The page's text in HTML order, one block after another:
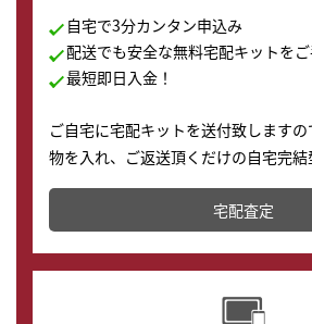
自宅で3分カンタン申込み
配送でも安全な無料宅配キットを
最短即日入金！
ご自宅に宅配キットを送付致します
物を入れ、ご返送頂くだけの自宅完
テムです。
配送でも簡単&安全に査定・買取に出
す。
宅配査定